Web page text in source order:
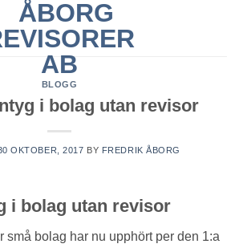
BLOGG
i bolag utan revisor
OKTOBER, 2017 BY FREDRIK ÅBORG
i bolag utan revisor
små bolag har nu upphört per den 1:a